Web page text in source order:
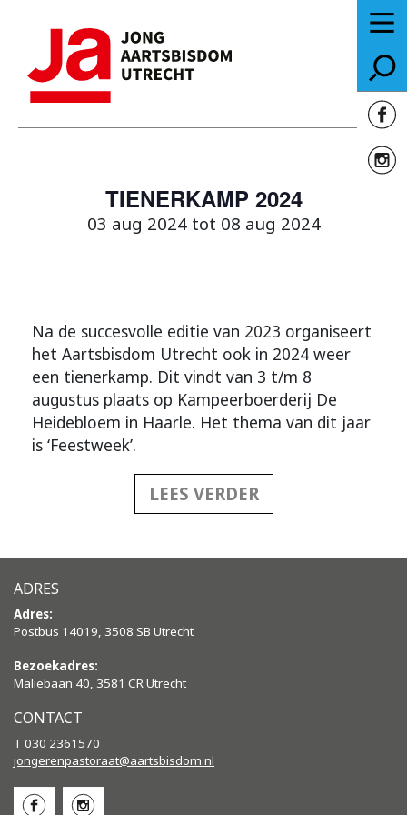
TIENERKAMP 2024
03 aug 2024 tot 08 aug 2024
Na de succesvolle editie van 2023 organiseert
het Aartsbisdom Utrecht ook in 2024 weer
een tienerkamp. Dit vindt van 3 t/m 8
augustus plaats op Kampeerboerderij De
Heidebloem in Haarle. Het thema van dit jaar
is ‘Feestweek’.
LEES VERDER
ADRES
Adres:
Postbus 14019, 3508 SB Utrecht
Bezoekadres:
Maliebaan 40, 3581 CR Utrecht
CONTACT
T 030 2361570
jongerenpastoraat@aartsbisdom.nl